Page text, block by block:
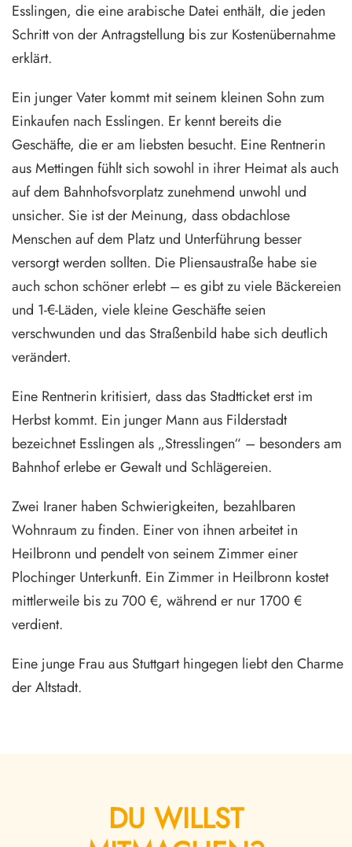
Esslingen, die eine arabische Datei enthält, die jeden
Schritt von der Antragstellung bis zur Kostenübernahme
erklärt.
Ein junger Vater kommt mit seinem kleinen Sohn zum
Einkaufen nach Esslingen. Er kennt bereits die
Geschäfte, die er am liebsten besucht. Eine Rentnerin
aus Mettingen fühlt sich sowohl in ihrer Heimat als auch
auf dem Bahnhofsvorplatz zunehmend unwohl und
unsicher. Sie ist der Meinung, dass obdachlose
Menschen auf dem Platz und Unterführung besser
versorgt werden sollten. Die Pliensaustraße habe sie
auch schon schöner erlebt – es gibt zu viele Bäckereien
und 1-€-Läden, viele kleine Geschäfte seien
verschwunden und das Straßenbild habe sich deutlich
verändert.
Eine Rentnerin kritisiert, dass das Stadtticket erst im
Herbst kommt. Ein junger Mann aus Filderstadt
bezeichnet Esslingen als „Stresslingen“ – besonders am
Bahnhof erlebe er Gewalt und Schlägereien.
Zwei Iraner haben Schwierigkeiten, bezahlbaren
Wohnraum zu finden. Einer von ihnen arbeitet in
Heilbronn und pendelt von seinem Zimmer einer
Plochinger Unterkunft. Ein Zimmer in Heilbronn kostet
mittlerweile bis zu 700 €, während er nur 1700 €
verdient.
Eine junge Frau aus Stuttgart hingegen liebt den Charme
der Altstadt.
DU WILLST